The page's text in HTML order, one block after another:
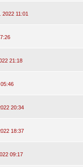
2022 11:01
21:18
20:34
18:37
09:17